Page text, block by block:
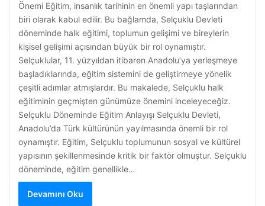
Önemi Eğitim, insanlık tarihinin en önemli yapı taşlarından
biri olarak kabul edilir. Bu bağlamda, Selçuklu Devleti
döneminde halk eğitimi, toplumun gelişimi ve bireylerin
kişisel gelişimi açısından büyük bir rol oynamıştır.
Selçuklular, 11. yüzyıldan itibaren Anadolu’ya yerleşmeye
başladıklarında, eğitim sistemini de geliştirmeye yönelik
çeşitli adımlar atmışlardır. Bu makalede, Selçuklu halk
eğitiminin geçmişten günümüze önemini inceleyeceğiz.
Selçuklu Döneminde Eğitim Anlayışı Selçuklu Devleti,
Anadolu’da Türk kültürünün yayılmasında önemli bir rol
oynamıştır. Eğitim, Selçuklu toplumunun sosyal ve kültürel
yapısının şekillenmesinde kritik bir faktör olmuştur. Selçuklu
döneminde, eğitim genellikle…
Devamını Oku